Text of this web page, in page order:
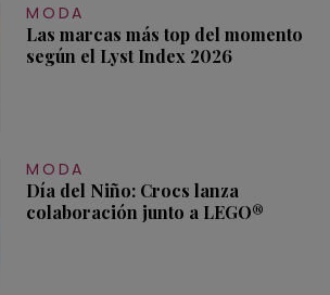
MODA
Las marcas más top del momento
según el Lyst Index 2026
MODA
Día del Niño: Crocs lanza
colaboración junto a LEGO®